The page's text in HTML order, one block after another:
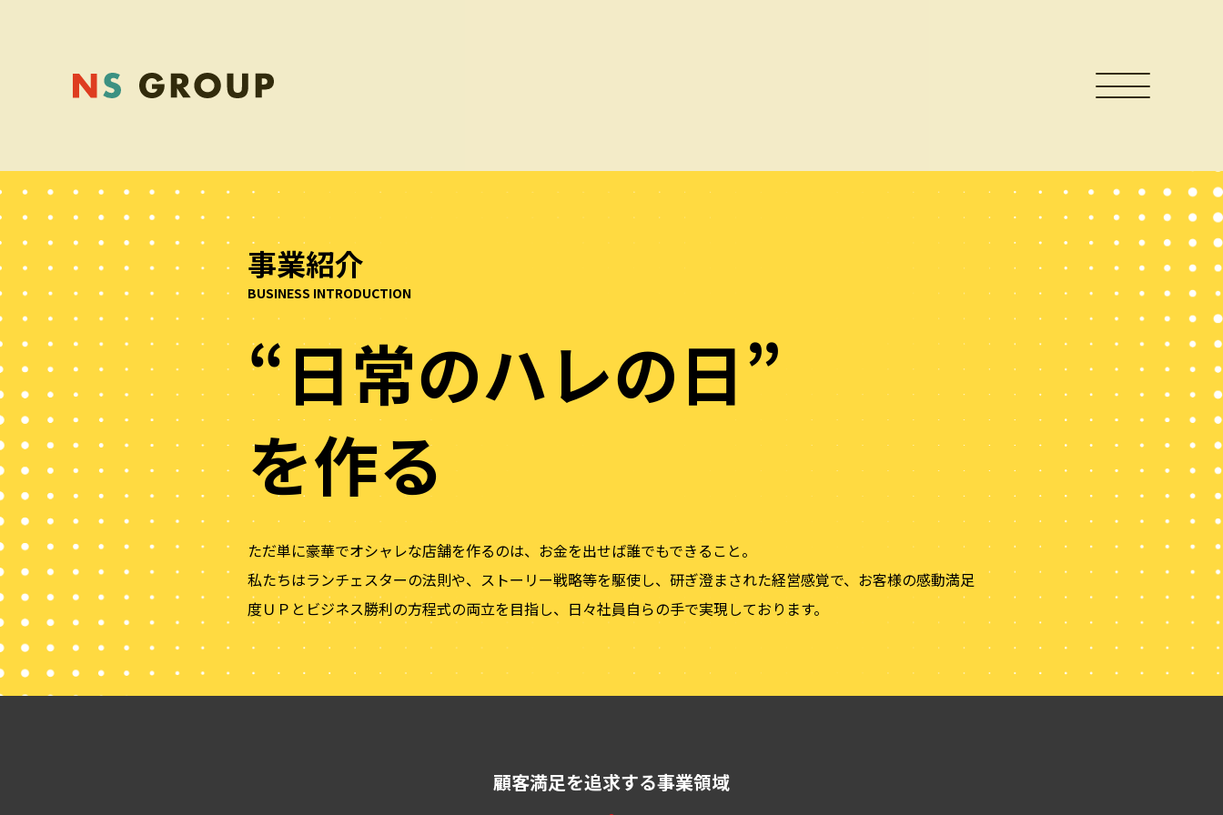
事業紹介
BUSINESS INTRODUCTION
“日常のハレの日”
を作る
ただ単に豪華でオシャレな店舗を作るのは、お金を出せば誰でもできること。
私たちはランチェスターの法則や、ストーリー戦略等を駆使し、研ぎ澄まされた経営感覚で、お客様の感動満足
度ＵＰとビジネス勝利の方程式の両立を目指し、日々社員自らの手で実現しております。
顧客満足を追求する事業領域